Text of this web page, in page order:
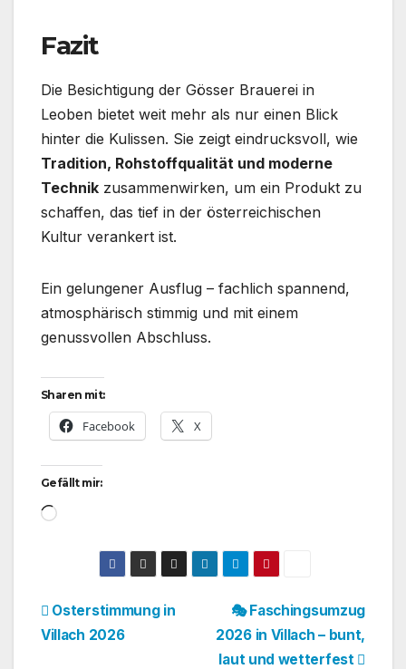
Fazit
Die Besichtigung der Gösser Brauerei in
Leoben bietet weit mehr als nur einen Blick
hinter die Kulissen. Sie zeigt eindrucksvoll, wie
Tradition, Rohstoffqualität und moderne
Technik zusammenwirken, um ein Produkt zu
schaffen, das tief in der österreichischen
Kultur verankert ist.
Ein gelungener Ausflug – fachlich spannend,
atmosphärisch stimmig und mit einem
genussvollen Abschluss.
Sharen mit:
Facebook X
Gefällt mir:
Wird
Beitragsnavigation🎭 Faschingsumzug
2026 in Villach – bunt,
laut und wetterfest
Osterstimmung in
Villach 2026